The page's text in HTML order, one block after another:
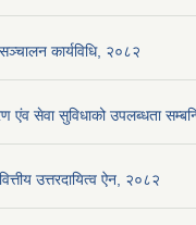
कार्यविधि, २०८२
एंव सेवा सुविधाको उपलब्धता
उत्तरदायित्व ऐन, २०८२